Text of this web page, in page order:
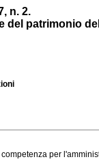
n. 2.
del patrimonio
per